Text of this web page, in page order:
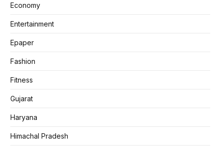
Economy
Entertainment
Epaper
Fashion
Fitness
Gujarat
Haryana
Himachal Pradesh